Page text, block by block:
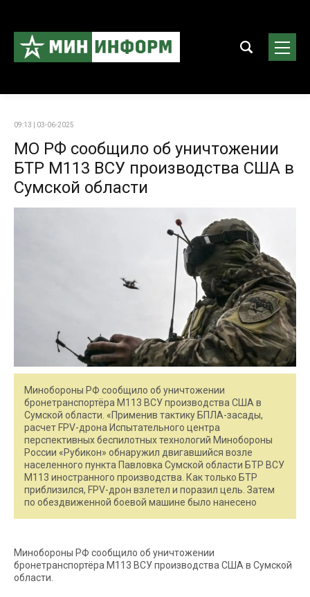
09:13 | 03-06-2025
МО РФ сообщило об уничтожении
БТР М113 ВСУ производства США в
Сумской области
Минобороны РФ сообщило об уничтожении
бронетранспортёра М113 ВСУ производства США в
Сумской области. «Применив тактику БПЛА-засады,
расчет FPV-дрона Испытательного центра
перспективных беспилотных технологий Минобороны
России «Рубикон» обнаружил двигавшийся возле
населенного пункта Павловка Сумской области БТР ВСУ
М113 иностранного производства. Как только БТР
приблизился, FPV-дрон взлетел и поразил цель. Затем
по обездвиженной боевой машине было нанесено
Минобороны РФ сообщило об уничтожении
бронетранспортёра М113 ВСУ производства США в Сумской
области.